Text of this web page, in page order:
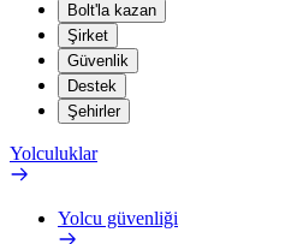
Bolt'la kazan
Şirket
Güvenlik
Destek
Şehirler
Yolculuklar
Yolcu güvenliği